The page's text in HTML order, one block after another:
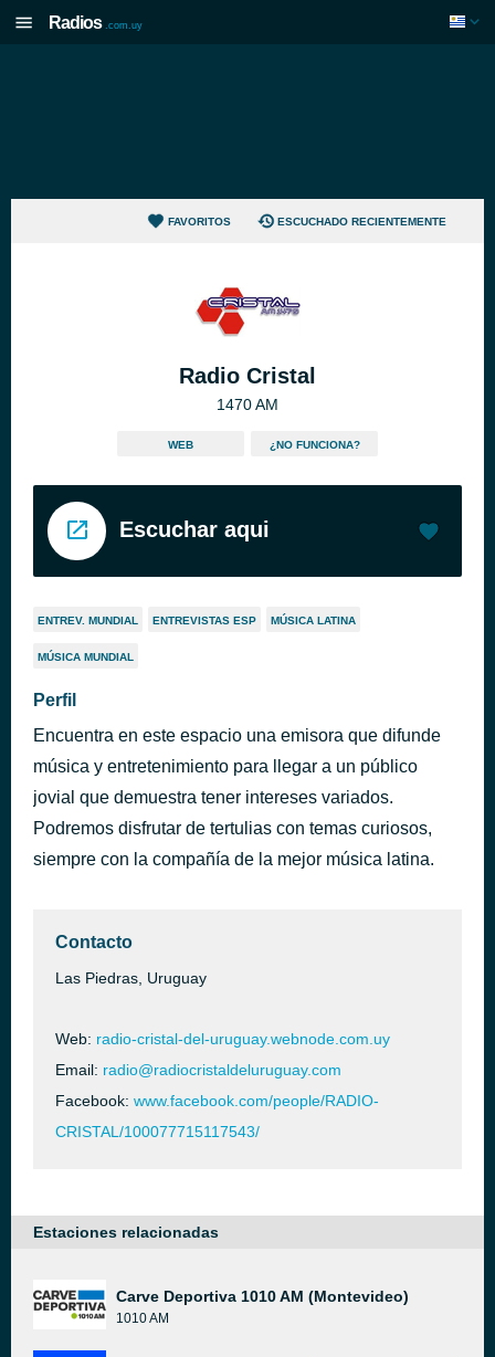
Radios .com.uy
FAVORITOS ESCUCHADO RECIENTEMENTE
Radio Cristal
1470 AM
WEB ¿NO FUNCIONA?
Escuchar aqui
ENTREV. MUNDIAL ENTREVISTAS ESP MÚSICA LATINA
MÚSICA MUNDIAL
Perfil
Encuentra en este espacio una emisora que difunde
música y entretenimiento para llegar a un público
jovial que demuestra tener intereses variados.
Podremos disfrutar de tertulias con temas curiosos,
siempre con la compañía de la mejor música latina.
Contacto
Las Piedras, Uruguay
Web: radio-cristal-del-uruguay.webnode.com.uy
Email: radio@radiocristaldeluruguay.com
Facebook: www.facebook.com/people/RADIO-
CRISTAL/100077715117543/
Estaciones relacionadas
Carve Deportiva 1010 AM (Montevideo)
1010 AM